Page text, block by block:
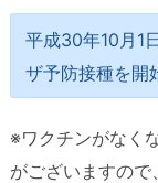
平成30年10月1
ザ予防接種を開
※ワクチンがなく
がございますので